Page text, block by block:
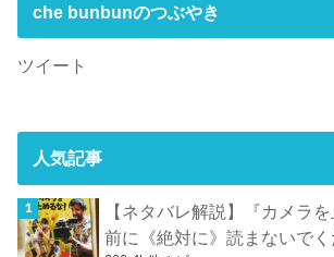
che bunbunのつぶやき
ツイート
人気記事
【ネタバレ解説】『カメラ
前に《絶対に》読まないで